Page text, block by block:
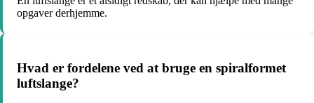
opgaver derhjemme.
Hvad er fordelene ved at bruge en spiralformet
luftslange?